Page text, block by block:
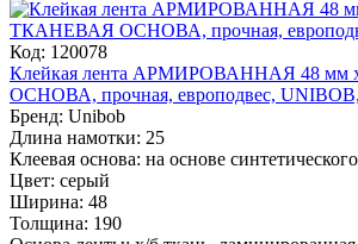
Код: 120078
Клейкая лента АРМИРОВАННАЯ 48
ОСНОВА, прочная, европодвес,
Бренд: Unibob
Длина намотки: 25
Клеевая основа: на основе
Цвет: серый
Ширина: 48
Толщина: 190